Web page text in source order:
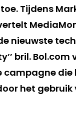
Tijdens
nieuwste
bril.
campagne die
het gebruik